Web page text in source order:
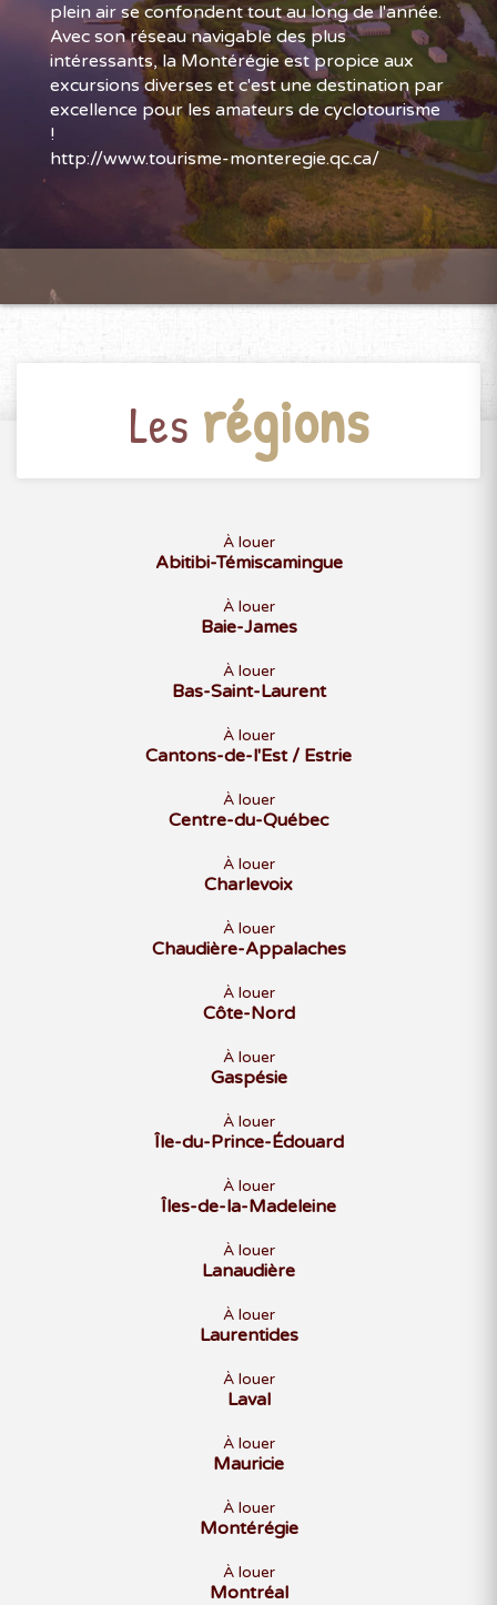
plein air se confondent tout au long de l'année.
Avec son réseau navigable des plus
intéressants, la Montérégie est propice aux
excursions diverses et c'est une destination par
excellence pour les amateurs de cyclotourisme
!
http://www.tourisme-monteregie.qc.ca/
Les régions
À louer
Abitibi-Témiscamingue
À louer
Baie-James
À louer
Bas-Saint-Laurent
À louer
Cantons-de-l'Est / Estrie
À louer
Centre-du-Québec
À louer
Charlevoix
À louer
Chaudière-Appalaches
À louer
Côte-Nord
À louer
Gaspésie
À louer
Île-du-Prince-Édouard
À louer
Îles-de-la-Madeleine
À louer
Lanaudière
À louer
Laurentides
À louer
Laval
À louer
Mauricie
À louer
Montérégie
À louer
Montréal